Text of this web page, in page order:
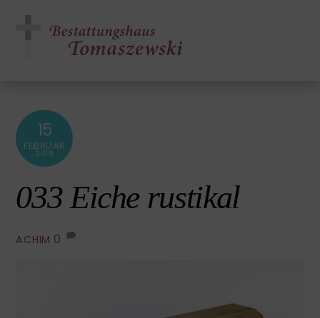
15
FEBRUAR
2019
033 Eiche rustikal
ACHIM 0